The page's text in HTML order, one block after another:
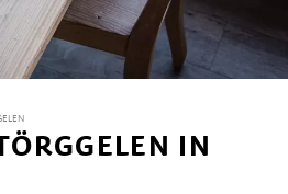
IN